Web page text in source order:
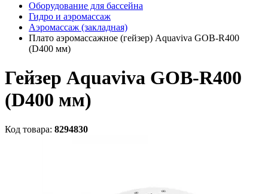
Оборудование для бассейна
Гидро и аэромассаж
Аэромассаж (закладная)
Плато аэромассажное (гейзер) Aquaviva GOB-R400
(D400 мм)
Гейзер Aquaviva GOB-R400
(D400 мм)
Код товара: 8294830